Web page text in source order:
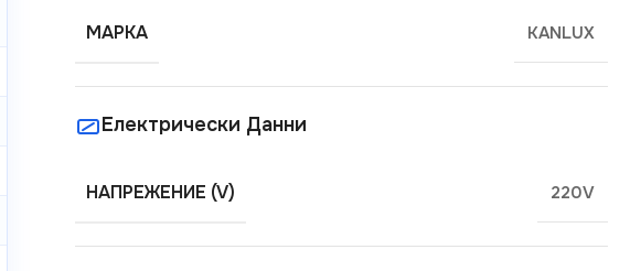
МАРКА KANLUX
Електрически Данни
НАПРЕЖЕНИЕ (V) 220V